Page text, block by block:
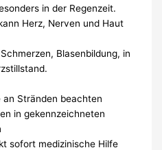
in der Regenzeit.
Herz, Nerven und Haut
Blasenbildung, in
an Stränden beachten
in gekennzeichneten
sofort medizinische Hilfe